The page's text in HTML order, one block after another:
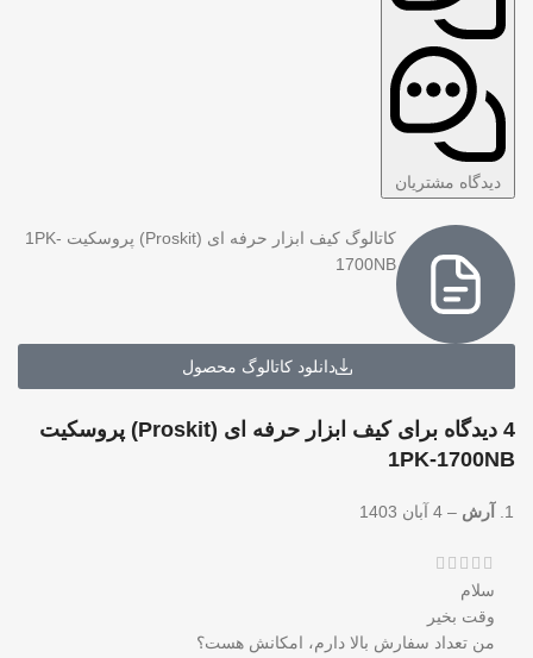
دیدگاه مشتریان
کاتالوگ کیف ابزار حرفه ای (Proskit) پروسکیت 1PK-
1700NB
دانلود کاتالوگ محصول
4 دیدگاه برای
کیف ابزار حرفه ای (Proskit) پروسکیت
1PK-1700NB
آرش – 4 آبان 1403
سلام
وقت بخیر
من تعداد سفارش بالا دارم، امکانش هست؟